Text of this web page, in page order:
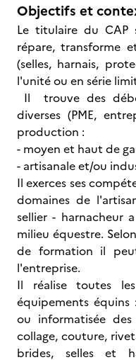
Objectifs et
Le titulaire du CAP
répare, transforme
(selles, harnais,
l'unité ou en série
Il trouve des
diverses (PME,
production :
- moyen et haut de
- artisanale et/ou
Il exerces ses
domaines de
sellier - harnacheur
milieu équestre.
de formation il
l'entreprise.
Il réalise toutes
équipements équins
ou informatisée
collage, couture,
brides, selles et